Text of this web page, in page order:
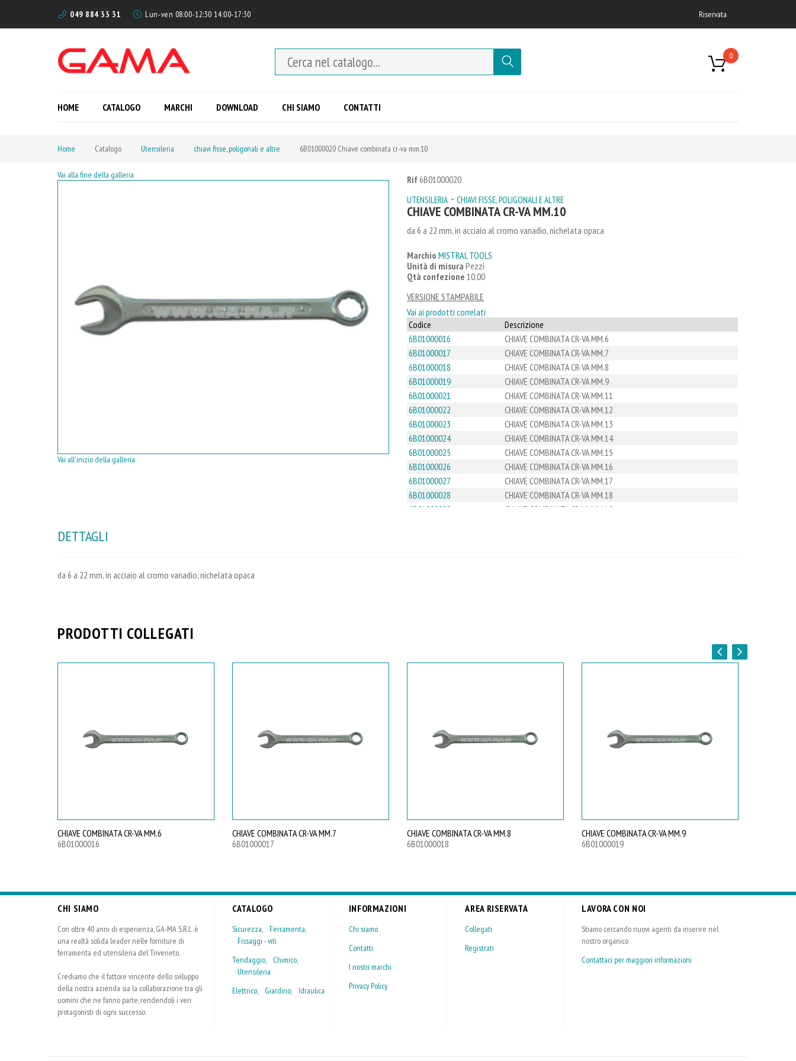
049 884 33 31 Lun-ven 08:00-12:30 14:00-17:30 Riservata
0
HOME CATALOGO MARCHI DOWNLOAD CHI SIAMO CONTATTI
Home Catalogo Utensileria chiavi fisse, poligonali e altre 6B01000020 Chiave combinata cr-va mm.10
Rif6B01000020
UTENSILERIA - CHIAVI FISSE, POLIGONALI E ALTRE
CHIAVE COMBINATA CR-VA MM.10
da 6 a 22 mm, in acciaio al cromo vanadio, nichelata opaca
Marchio MISTRAL TOOLS
Unità di misura Pezzi
Qtà confezione 10,00
VERSIONE STAMPABILE
Vai ai prodotti correlati
Codice
Descrizione
6B01000016
CHIAVE COMBINATA CR-VA MM.6
6B01000017
CHIAVE COMBINATA CR-VA MM.7
6B01000018
CHIAVE COMBINATA CR-VA MM.8
6B01000019
CHIAVE COMBINATA CR-VA MM.9
6B01000021
CHIAVE COMBINATA CR-VA MM.11
6B01000022
CHIAVE COMBINATA CR-VA MM.12
6B01000023
CHIAVE COMBINATA CR-VA MM.13
6B01000024
CHIAVE COMBINATA CR-VA MM.14
6B01000025
CHIAVE COMBINATA CR-VA MM.15
6B01000026
CHIAVE COMBINATA CR-VA MM.16
6B01000027
CHIAVE COMBINATA CR-VA MM.17
6B01000028
CHIAVE COMBINATA CR-VA MM.18
6B01000029
CHIAVE COMBINATA CR-VA MM.19
Vai alla fine della galleria
Vai all'inizio della galleria
DETTAGLI
da 6 a 22 mm, in acciaio al cromo vanadio, nichelata opaca
PRODOTTI COLLEGATI
CHIAVE COMBINATA CR-VA MM.6
6B01000016
CHIAVE COMBINATA CR-VA MM.7
6B01000017
CHIAVE COMBINATA CR-VA MM.8
6B01000018
CHIAVE COMBINATA CR-VA MM.9
6B01000019
CHI SIAMO
Con oltre 40 anni di esperienza, GA-MA S.R.L. è
una realtà solida leader nelle forniture di
ferramenta ed utensileria del Triveneto.
Crediamo che il fattore vincente dello sviluppo
della nostra azienda sia la collaborazione tra gli
uomini che ne fanno parte, rendendoli i veri
protagonisti di ogni successo.
CATALOGO
Sicurezza, Ferramenta
Fissaggi - viti
Tendaggio, Chimico
Utensileria
Elettrico, Giardino, Idraulica
INFORMAZIONI
Chi siamo
Contatti
I nostri marchi
Privacy Policy
AREA RISERVATA
Collegati
Registrati
LAVORA CON NOI
Stiamo cercando nuovi agenti da inserire nel
nostro organico
Contattaci per maggiori informazioni